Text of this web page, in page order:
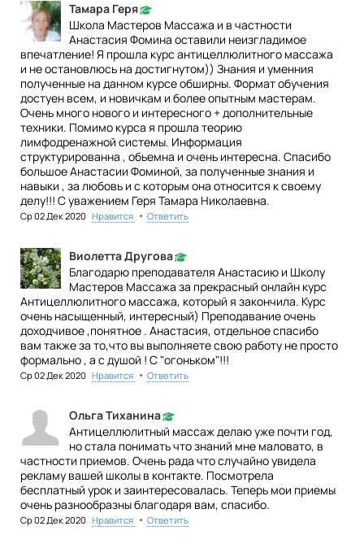
Тамара Геря
Школа Мастеров Массажа и в частности
Анастасия Фомина оставили неизгладимое
впечатление! Я прошла курс антицеллюлитного массажа
и не остановлюсь на достигнутом)) Знания и уменния
полученные на данном курсе обширны. Формат обучения
достуен всем, и новичкам и более опытным мастерам.
Очень много нового и интересного + дополнительные
техники. Помимо курса я прошла теорию
лимфодренажной системы. Информация
структурированна , обьемна и очень интересна. Спасибо
большое Анастасии Фоминой, за полученные знания и
навыки , за любовь и с которым она относится к своему
делу!!! С уважением Геря Тамара Николаевна.
Ср 02 Дек 2020 Нравится • Ответить
Виолетта Другова
Благодарю преподавателя Анастасию и Школу
Мастеров Массажа за прекрасный онлайн курс
Антицеллюлитного массажа, который я закончила. Курс
очень насыщенный, интересный) Преподавание очень
доходчивое ,понятное . Анастасия, отдельное спасибо
вам также за то,что вы выполняете свою работу не просто
формально , а с душой ! С "огоньком"!!!
Ср 02 Дек 2020 Нравится • Ответить
Ольга Тиханина
Антицеллюлитный массаж делаю уже почти год,
но стала понимать что знаний мне маловато, в
частности приемов. Очень рада что случайно увидела
рекламу вашей школы в контакте. Посмотрела
бесплатный урок и заинтересовалась. Теперь мои приемы
очень разнообразны благодаря вам, спасибо.
Ср 02 Дек 2020 Нравится • Ответить